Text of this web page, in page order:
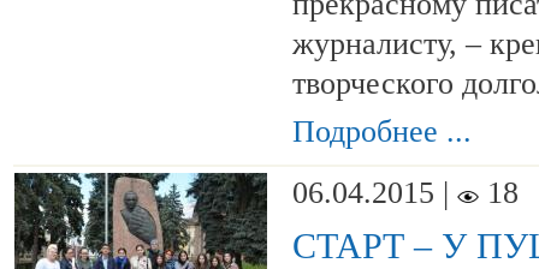
журналисту, –
творческого
Подробнее ...
06.04.2015 |
18
СТАРТ – У